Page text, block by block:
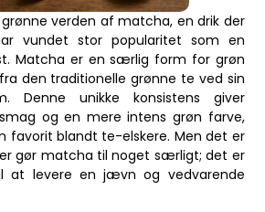
verden af matcha, en drik der
vundet stor popularitet som en
Matcha er en særlig form for grøn
den traditionelle grønne te ved sin
Denne unikke konsistens giver
og en mere intens grøn farve,
favorit blandt te-elskere. Men det er
gør matcha til noget særligt; det er
at levere en jævn og vedvarende